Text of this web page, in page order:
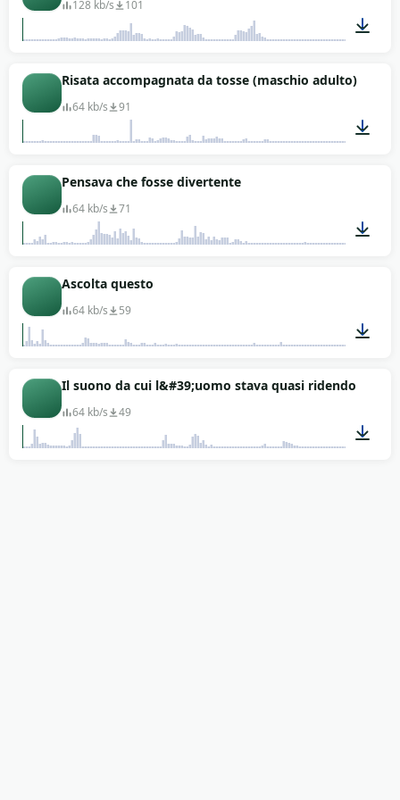
128 kb/s 101
00:01
Risata accompagnata da tosse (maschio adulto)
64 kb/s 91
Pensava che fosse divertente
64 kb/s 71
Ascolta questo
64 kb/s 59
00:06
Il suono da cui l&#39;uomo stava quasi ridendo
64 kb/s 49